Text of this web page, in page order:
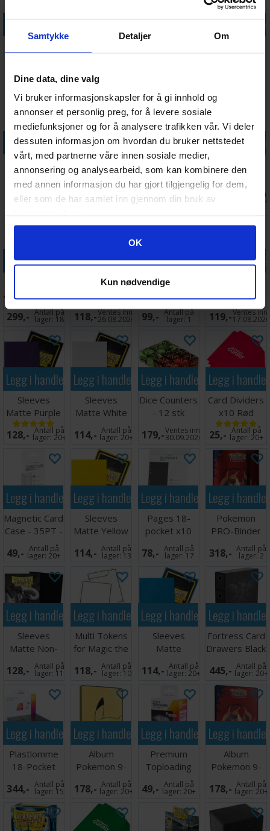
Samtykke Detaljer Om
Dine data, dine valg
Vi bruker informasjonskapsler for å gi innhold og
annonser et personlig preg, for å levere sosiale
mediefunksjoner og for å analysere trafikken vår. Vi deler
dessuten informasjon om hvordan du bruker nettstedet
vårt, med partnerne våre innen sosiale medier,
annonsering og analysearbeid, som kan kombinere den
med annen informasjon du har gjort tilgjengelig for dem,
eller som de har samlet inn gjennom din bruk av
Googles retningslinjer for personvern
OK
Kun nødvendige
209,- Antall på
lager: 4 399,-
Legg i
Legg i handlekurven
Ringperm
Pokemon
Pikachu
224,- Antall på
lager:6
Legg i handlekurven
Side-Loading
Klar 64x89
49,- Antall på
lager: 20+
Legg i handlekurven
Toploading -
35 pt
69,- Antall på
lager: 20+
Legg i
DeckProtector
Sleeves Mana
189,- Antall på
20+
Legg i handlekurven
Album Regular
Svart
299,- Antall på
lager: 18
Legg i handlekurven
Plastlomme
Coins+Tokens
10stk
118,-Ventes inn
26.08.2026
Legg i handlekurven
Innersleeves
Klar 63x88
99,- Antall på
lager:1
Legg i
stk
119,-Ventes inn
17.08.2026
Legg i handlekurven
Sleeves
Matte Purple
x100 66x91
128,- Antall på
lager: 20+
Legg i handlekurven
Sleeves
Matte White
x100 66x91
114,- Antall på
lager:20+
Legg i handlekurven
Dice Counters
- 12 stk
(Rød/Grønn)
179,-Ventes inn
30.09.2026
Legg i
Card Dividers
x10 Rød
25,- Antall på
lager:20+
Legg i handlekurven
Magnetic Card
Case - 35PT -
1 stk
49,- Antall på
lager:20+
Legg i handlekurven
Sleeves
Matte Yellow
x100 66x91
114,- Antall på
lager: 13
Legg i handlekurven
Pages 18-
pocket x10
Grå
78,- Antall på
lager: 17
Legg i
Pokemon
PRO-Binder
9-Pocket
Mega Chariza
318,- Antall på
lager:2
Legg i handlekurven
Sleeves
Matte Non-
Glare Black
128,- Antall på
lager: 11
Legg i handlekurven
Multi Tokens
for Magic the
Gathering
118,- Antall på
lager: 10
Legg i handlekurven
Sleeves
Matte
Sapphire x100
66x91
114,- Antall på
lager:20+
Legg i
Fortress Card
Drawers Black
445,- Antall på
lager:20+
Legg i handlekurven
Plastlomme
18-Pocket
Side Load
Svart x50
344,- Antall på
lager: 15
Legg i handlekurven
Album
Pokemon 9-
Pocket
Pikachu
178,- Antall på
lager:20+
Legg i handlekurven
Premium
Toploading
Exoshields -
25 stk
49,- Antall på
lager:20+
Legg i
Album
Pokemon 9-
Pocket Mega
Charizard XY
178,- Antall på
lager:20+